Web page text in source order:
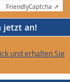
FriendlyCaptcha ⇗
jetzt an!
und erhalten Sie